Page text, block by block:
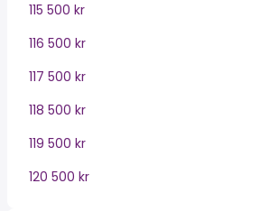
115 500 kr
116 500 kr
117 500 kr
118 500 kr
119 500 kr
120 500 kr